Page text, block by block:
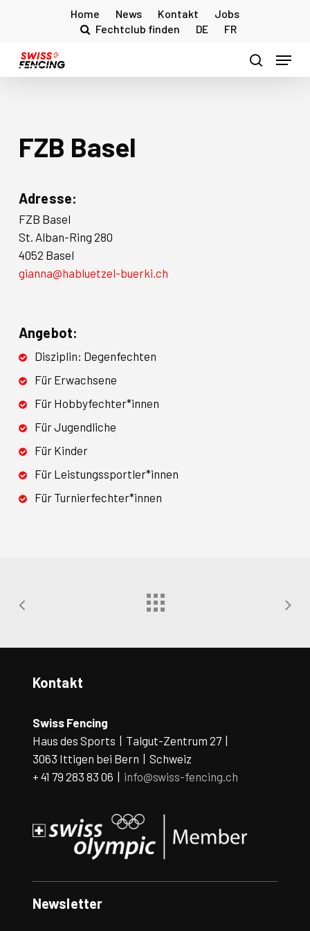
content
Home News Kontakt
Jobs
Fechtclub finden
DE FR
search
Menu
FZB Basel
Adresse:
FZB Basel
St. Alban-Ring 280
4052 Basel
gianna@habluetzel-buerki.ch
Angebot:
Disziplin: Degenfechten
Für Erwachsene
Für Hobbyfechter*innen
Für Jugendliche
Für Kinder
Für Leistungssportler*innen
Für Turnierfechter*innen
Kontakt
Swiss Fencing
Haus des Sports | Talgut-Zentrum 27 |
3063 Ittigen bei Bern | Schweiz
+ 41 79 283 83 06 | info@swiss-fencing.ch
Newsletter